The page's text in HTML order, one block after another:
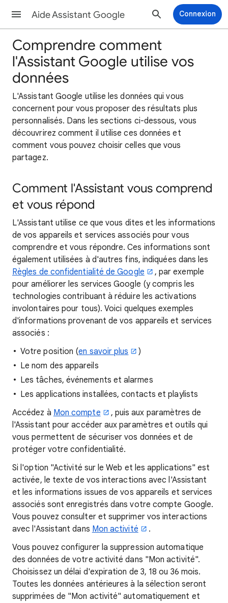
Aide Assistant Google Connexion
Comprendre comment
l'Assistant Google utilise vos
données
L'Assistant Google utilise les données qui vous
concernent pour vous proposer des résultats plus
personnalisés. Dans les sections ci-dessous, vous
découvrirez comment il utilise ces données et
comment vous pouvez choisir celles que vous
partagez.
Comment l'Assistant vous comprend
et vous répond
L'Assistant utilise ce que vous dites et les informations
de vos appareils et services associés pour vous
comprendre et vous répondre. Ces informations sont
également utilisées à d'autres fins, indiquées dans les
Règles de confidentialité de Google
, par exemple
pour améliorer les services Google (y compris les
technologies contribuant à réduire les activations
involontaires pour tous). Voici quelques exemples
d'informations provenant de vos appareils et services
associés :
Votre position (en savoir plus
)
Le nom des appareils
Les tâches, événements et alarmes
Les applications installées, contacts et playlists
Accédez à Mon compte
, puis aux paramètres de
l'Assistant pour accéder aux paramètres et outils qui
vous permettent de sécuriser vos données et de
protéger votre confidentialité.
Si l'option "Activité sur le Web et les applications" est
activée, le texte de vos interactions avec l'Assistant
et les informations issues de vos appareils et services
associés sont enregistrés dans votre compte Google.
Vous pouvez consulter et supprimer vos interactions
avec l'Assistant dans Mon activité
.
Vous pouvez configurer la suppression automatique
des données de votre activité dans "Mon activité".
Choisissez un délai d'expiration de 3, 18 ou 36 mois.
Toutes les données antérieures à la sélection seront
supprimées de "Mon activité" automatiquement et